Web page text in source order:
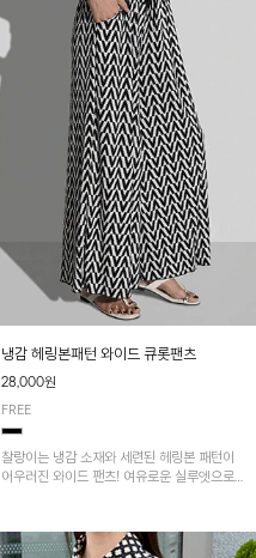
냉감 헤링본패턴 와이드 큐롯팬츠
28,000원
FREE
찰랑이는 냉감 소재와 세련된 헤링본 패턴이
어우러진 와이드 팬츠! 여유로운 실루엣으로
다.